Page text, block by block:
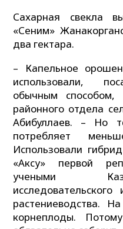
Сахарная свекла
«Сеним»
два гектара.
– Капельное
использовали,
обычным способом,
районного отдела
Абибуллаев. – Но
потребляет
Использовали
«Аксу» первой
учеными
растениеводства.
корнеплоды.